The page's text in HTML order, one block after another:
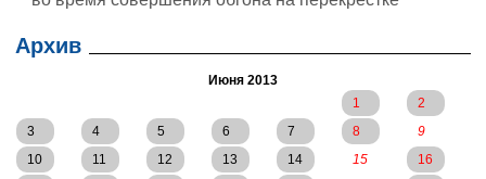
управлением жителя пгт. Казанка 1988 г.р., который
заканчивал маневр поворота влево.
Архив
Июня 2013
1
2
3
4 5 6 7 8
9
10
11 12 13 14 15
16